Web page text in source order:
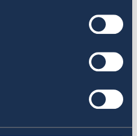
リオンは、「信頼」、
ーション」といった北